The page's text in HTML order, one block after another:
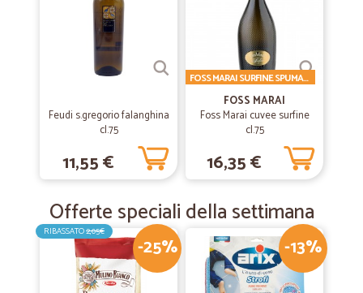
— Donatella B.
Mi sono trovata bene la merce è…
Mi sono trovata bene la merce è arrivata veloce e intatta
—Maria paola V.
Ottimo sito lo consiglio
Ottimo sito lo consiglio
Feudi s.gregorio falanghina
cl.75
11,55 €
FOSS MARAI
Foss Marai cuvee surfine
cl.75
FOSS MARAI SURFINE SPUMANTE BRUT
16,35 €
Offerte speciali della settimana
-25%
RIBASSATO2,05€
-13%